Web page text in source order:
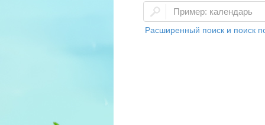
Расширенный поиск и поиск